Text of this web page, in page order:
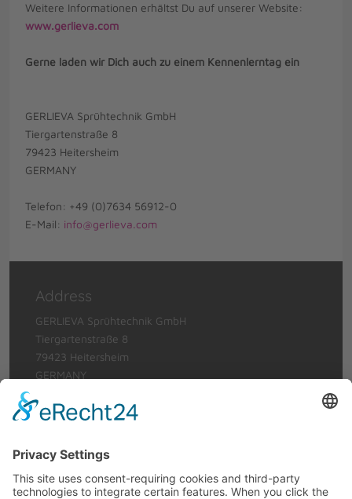
Weitere Informationen erhältst Du auf unserer Website:
www.gerlieva.com
Gerne laden wir Dich auch zu einem Kennenlerntag ein
GERLIEVA Sprühtechnik GmbH
Tiergartenstraße 8
79423 Heitersheim
GERMANY
Telefon: +49 (0)7634 56912-0
E-Mail: info@gerlieva.com
Address
GERLIEVA Sprühtechnik GmbH
Tiergartenstraße 8
79423 Heitersheim
GERMANY
Telephone: +49 (0)7634 56912-0
Telefax: +49 (0)7634 6620